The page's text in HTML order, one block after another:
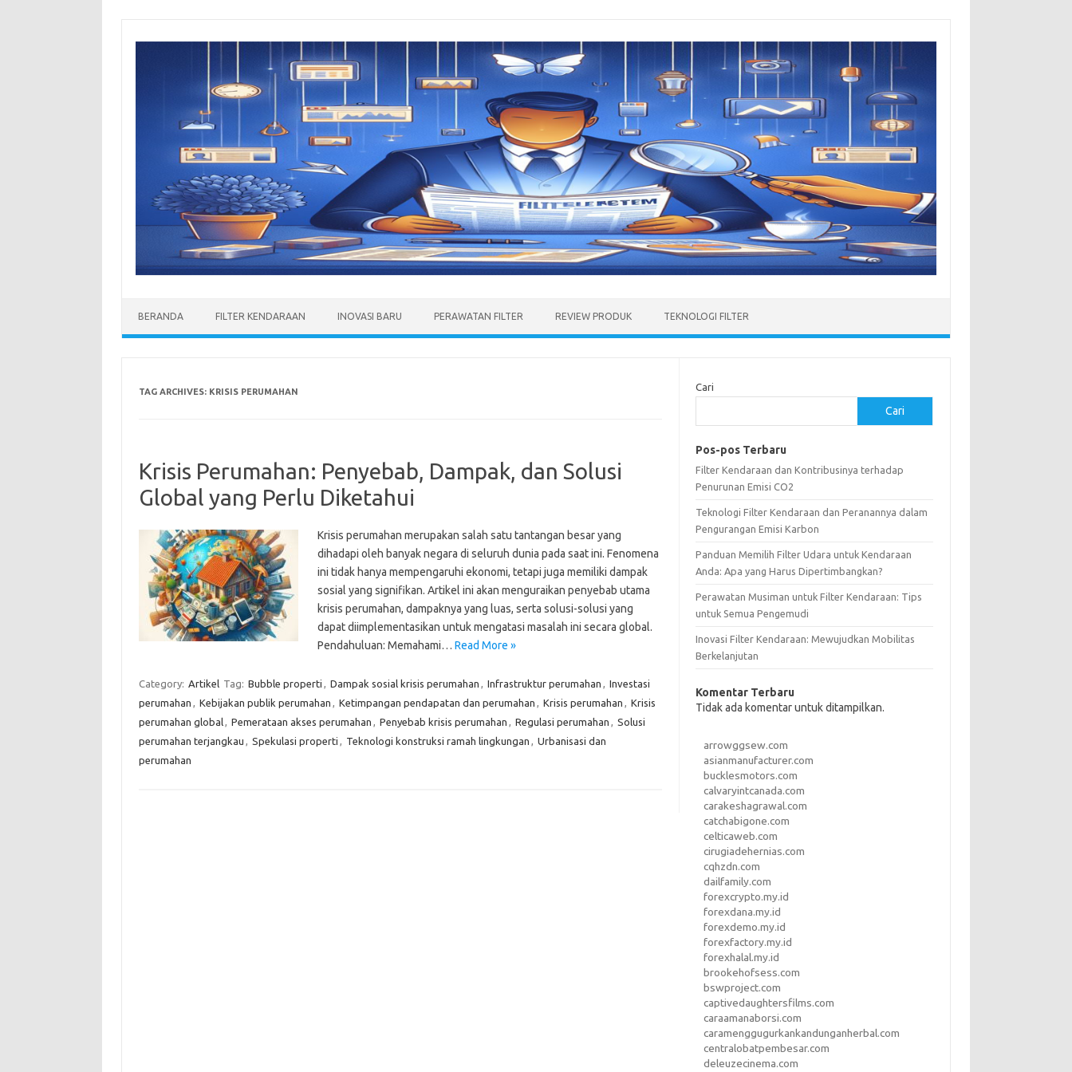
BERANDA FILTER KENDARAAN INOVASI BARU PERAWATAN FILTER REVIEW PRODUK TEKNOLOGI FILTER
TAG ARCHIVES: KRISIS PERUMAHAN
Krisis Perumahan: Penyebab, Dampak, dan Solusi
Global yang Perlu Diketahui
Krisis perumahan merupakan salah satu tantangan besar yang
dihadapi oleh banyak negara di seluruh dunia pada saat ini. Fenomena
ini tidak hanya mempengaruhi ekonomi, tetapi juga memiliki dampak
sosial yang signifikan. Artikel ini akan menguraikan penyebab utama
krisis perumahan, dampaknya yang luas, serta solusi-solusi yang
dapat diimplementasikan untuk mengatasi masalah ini secara global.
Pendahuluan: Memahami… Read More »
Category: Artikel Tag: Bubble properti , Dampak sosial krisis perumahan , Infrastruktur perumahan , Investasi
perumahan , Kebijakan publik perumahan , Ketimpangan pendapatan dan perumahan , Krisis perumahan , Krisis
perumahan global, Pemerataan akses perumahan , Penyebab krisis perumahan , Regulasi perumahan , Solusi
perumahan terjangkau , Spekulasi properti , Teknologi konstruksi ramah lingkungan , Urbanisasi dan
perumahan
Cari
Cari
Pos-pos Terbaru
Filter Kendaraan dan Kontribusinya terhadap
Penurunan Emisi CO2
Teknologi Filter Kendaraan dan Peranannya dalam
Pengurangan Emisi Karbon
Panduan Memilih Filter Udara untuk Kendaraan
Anda: Apa yang Harus Dipertimbangkan?
Perawatan Musiman untuk Filter Kendaraan: Tips
untuk Semua Pengemudi
Inovasi Filter Kendaraan: Mewujudkan Mobilitas
Berkelanjutan
Komentar Terbaru
Tidak ada komentar untuk ditampilkan.
arrowggsew.com
asianmanufacturer.com
bucklesmotors.com
calvaryintcanada.com
carakeshagrawal.com
catchabigone.com
celticaweb.com
cirugiadehernias.com
cqhzdn.com
dailfamily.com
forexcrypto.my.id
forexdana.my.id
forexdemo.my.id
forexfactory.my.id
forexhalal.my.id
brookehofsess.com
bswproject.com
captivedaughtersfilms.com
caraamanaborsi.com
caramenggugurkankandunganherbal.com
centralobatpembesar.com
deleuzecinema.com